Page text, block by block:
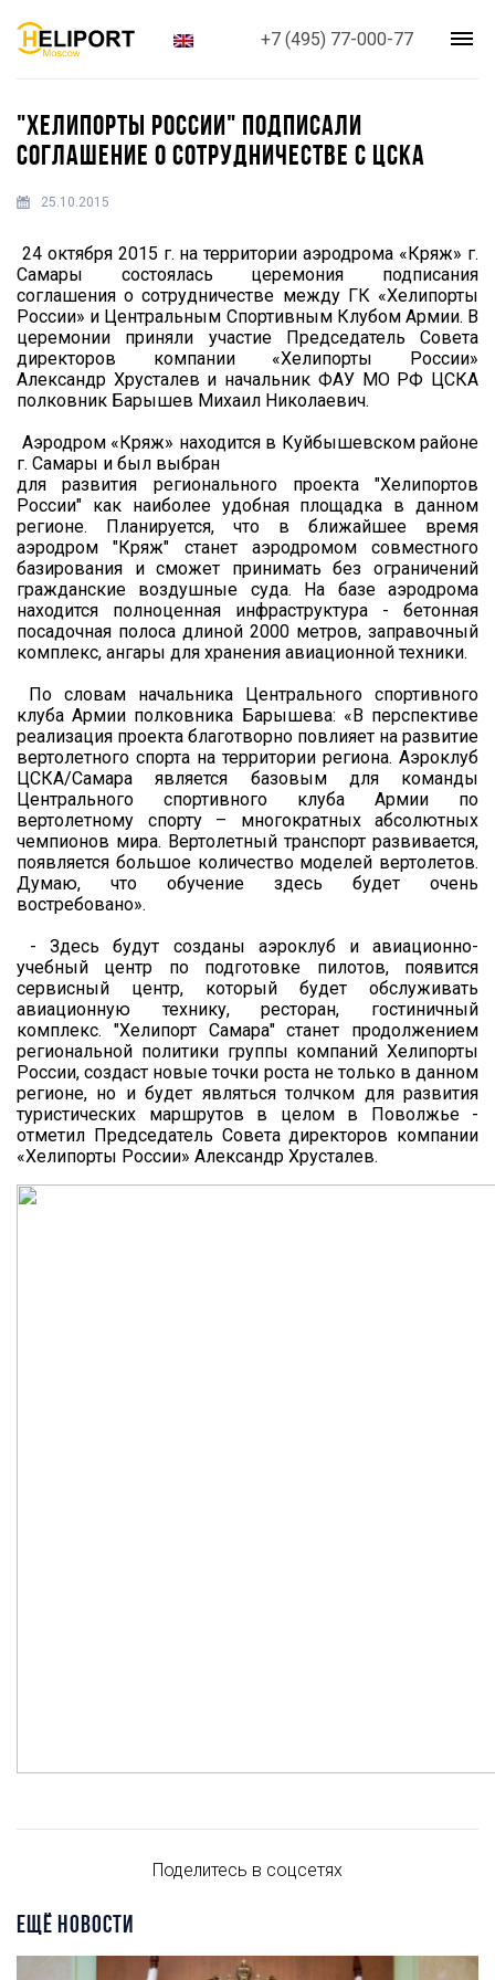
+7 (495) 77-000-77
"ХЕЛИПОРТЫ РОССИИ" ПОДПИСАЛИ
СОГЛАШЕНИЕ О СОТРУДНИЧЕСТВЕ С ЦСКА
25.10.2015
24 октября 2015 г. на территории аэродрома «Кряж» г.
Самары cостоялась церемония подписания
соглашения о сотрудничестве между ГК «Хелипорты
России» и Центральным Спортивным Клубом Армии. В
церемонии приняли участие Председатель Совета
директоров компании «Хелипорты России»
Александр Хрусталев и начальник ФАУ МО РФ ЦСКА
полковник Барышев Михаил Николаевич.
Аэродром «Кряж» находится в Куйбышевском районе
г. Самары и был выбран
для развития регионального проекта "Хелипортов
России" как наиболее удобная площадка в данном
регионе. Планируется, что в ближайшее время
аэродром "Кряж" станет аэродромом совместного
базирования и сможет принимать без ограничений
гражданские воздушные суда. На базе аэродрома
находится полноценная инфраструктура - бетонная
посадочная полоса длиной 2000 метров, заправочный
комплекс, ангары для хранения авиационной техники.
По словам начальника Центрального спортивного
клуба Армии полковника Барышева: «В перспективе
реализация проекта благотворно повлияет на развитие
вертолетного спорта на территории региона. Аэроклуб
ЦСКА/Самара является базовым для команды
Центрального спортивного клуба Армии по
вертолетному спорту – многократных абсолютных
чемпионов мира. Вертолетный транспорт развивается,
появляется большое количество моделей вертолетов.
Думаю, что обучение здесь будет очень
востребовано».
- Здесь будут созданы аэроклуб и авиационно-
учебный центр по подготовке пилотов, появится
сервисный центр, который будет обслуживать
авиационную технику, ресторан, гостиничный
комплекс. "Хелипорт Самара" станет продолжением
региональной политики группы компаний Хелипорты
России, создаст новые точки роста не только в данном
регионе, но и будет являться толчком для развития
туристических маршрутов в целом в Поволжье -
отметил Председатель Совета директоров компании
«Хелипорты России» Александр Хрусталев.
Поделитесь в соцсетях
ЕЩЁ НОВОСТИ